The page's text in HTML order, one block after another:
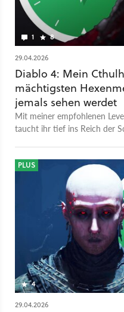
1 8
29.04.2026
Diablo 4: Mein
mächtigsten
jemals sehen werdet
Mit meiner empfohlenen
taucht ihr tief ins Reich der
4
PLUS
29.04.2026